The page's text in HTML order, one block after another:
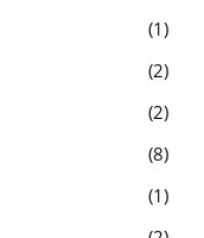
1
2
2
8
1